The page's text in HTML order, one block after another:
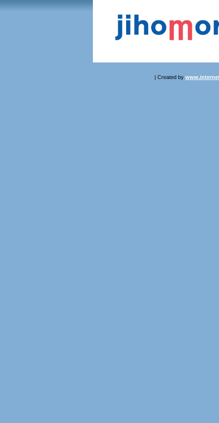
| Created by